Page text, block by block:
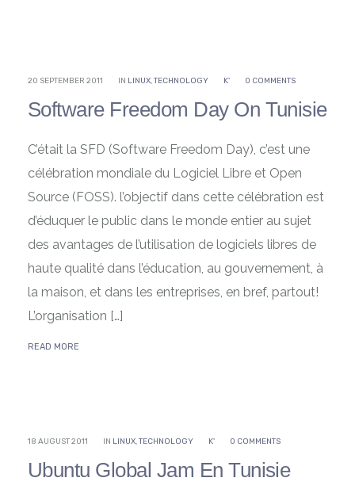
20 SEPTEMBER 2011 IN LINUX,TECHNOLOGY K' 0 COMMENTS
Software Freedom Day On Tunisie
C’était la SFD (Software Freedom Day), c’est une
célébration mondiale du Logiciel Libre et Open
Source (FOSS). l’objectif dans cette célébration est
d’éduquer le public dans le monde entier au sujet
des avantages de l’utilisation de logiciels libres de
haute qualité dans l’éducation, au gouvernement, à
la maison, et dans les entreprises, en bref, partout!
L’organisation […]
READ MORE
18 AUGUST 2011 IN LINUX,TECHNOLOGY K' 0 COMMENTS
Ubuntu Global Jam En Tunisie